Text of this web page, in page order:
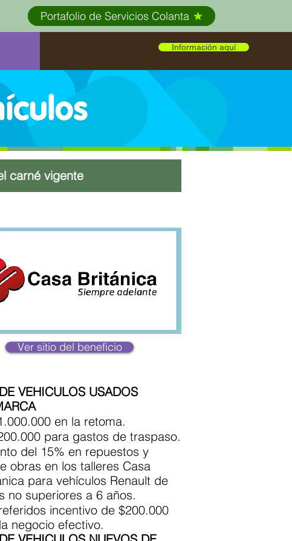
Portafolio de Servicios Colanta
Información aquí
carné vigente
Ver sitio del beneficio
VEHICULOS USADOS
en la retoma.
para gastos de traspaso.
del 15% en repuestos y
obras en los talleres Casa
para vehículos Renault de
no superiores a 6 años.
incentivo de $200.000
negocio efectivo.